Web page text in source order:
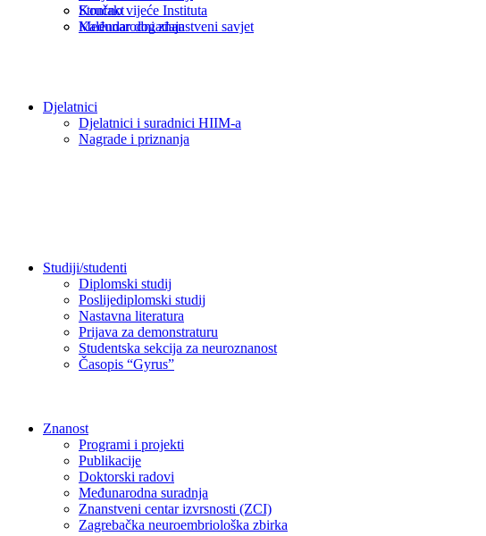
Kontakt
Kalendar događaja
Stručno vijeće Instituta
Međunarodni znanstveni savjet
Djelatnici
Djelatnici i suradnici HIIM-a
Nagrade i priznanja
Studiji/studenti
Diplomski studij
Poslijediplomski studij
Nastavna literatura
Prijava za demonstraturu
Studentska sekcija za neuroznanost
Časopis “Gyrus”
Znanost
Programi i projekti
Publikacije
Doktorski radovi
Međunarodna suradnja
Znanstveni centar izvrsnosti (ZCI)
Zagrebačka neuroembriološka zbirka